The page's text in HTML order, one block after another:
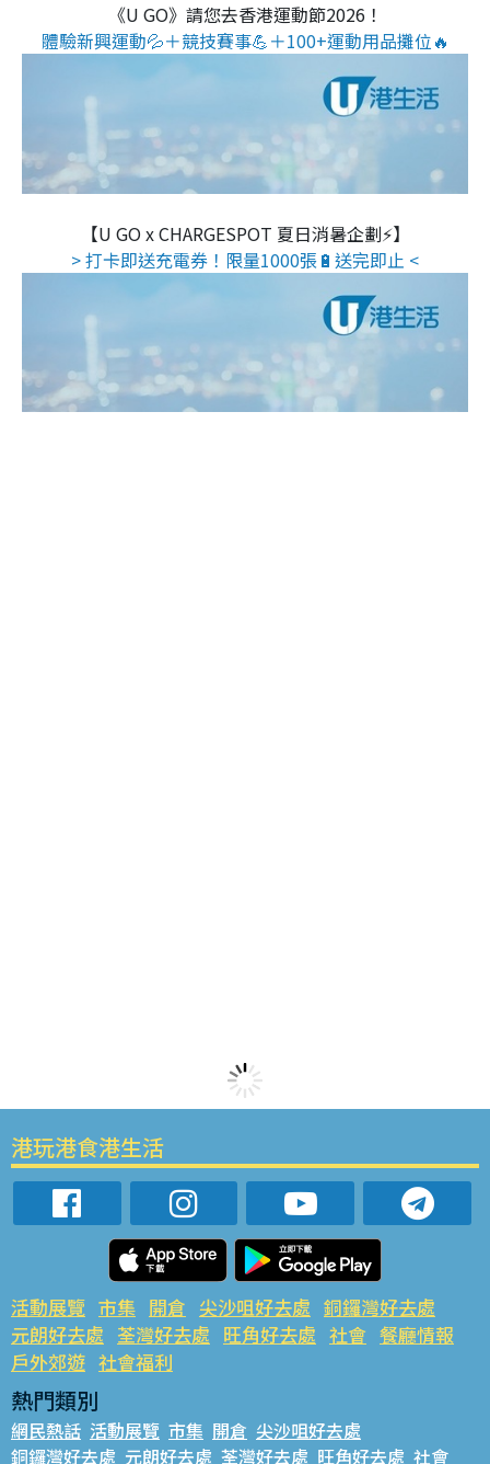
《U GO》請您去香港運動節2026！
體驗新興運動💦＋競技賽事💪＋100+運動用品攤位🔥
【U GO x CHARGESPOT 夏日消暑企劃⚡】
> 打卡即送充電券！限量1000張🔋送完即止 <
港玩港食港生活
活動展覽 市集 開倉 尖沙咀好去處 銅鑼灣好去處
元朗好去處 荃灣好去處 旺角好去處 社會 餐廳情報
戶外郊遊 社會福利
熱門類別
網民熱話 活動展覽 市集 開倉 尖沙咀好去處
銅鑼灣好去處 元朗好去處 荃灣好去處 旺角好去處 社會